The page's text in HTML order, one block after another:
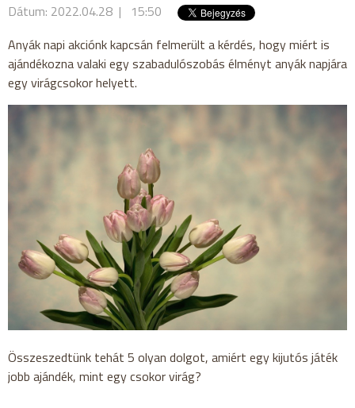
Dátum: 2022.04.28 | 15:50
Anyák napi akciónk kapcsán felmerült a kérdés, hogy miért is
ajándékozna valaki egy szabadulószobás élményt anyák napjára
egy virágcsokor helyett.
Összeszedtünk tehát 5 olyan dolgot, amiért egy kijutós játék
jobb ajándék, mint egy csokor virág?